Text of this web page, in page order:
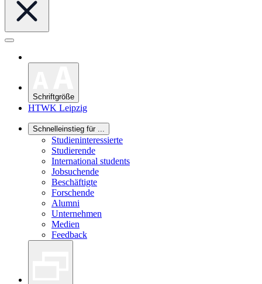
Schriftgröße
HTWK Leipzig
Schnelleinstieg für ...
Studieninteressierte
Studierende
International students
Jobsuchende
Beschäftigte
Forschende
Alumni
Unternehmen
Medien
Feedback